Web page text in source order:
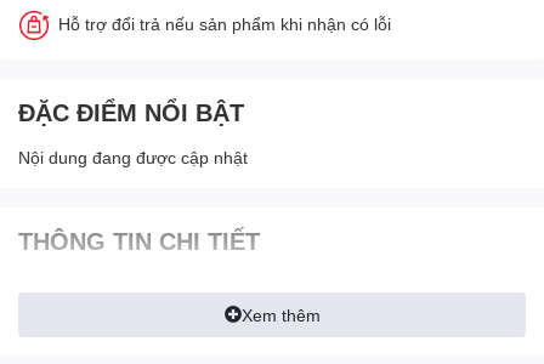
Hỗ trợ đổi trả nếu sản phẩm khi nhận có lỗi
ĐẶC ĐIỂM NỔI BẬT
Nội dung đang được cập nhật
THÔNG TIN CHI TIẾT
Xem thêm